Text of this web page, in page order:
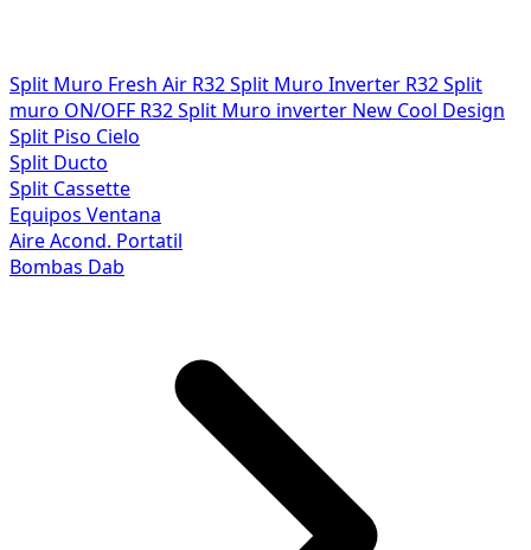
Split Muro Fresh Air R32Split Muro Inverter R32Split
muro ON/OFF R32Split Muro inverter New Cool Design
Split Piso Cielo
Split Ducto
Split Cassette
Equipos Ventana
Aire Acond. Portatil
Bombas Dab